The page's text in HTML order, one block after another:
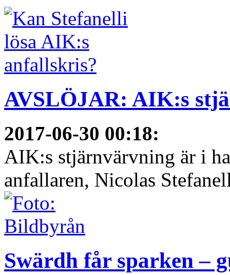
AVSLÖJAR: AIK:s
2017-06-30 00:18:
AIK:s stjärnvärvning är i
anfallaren, Nicolas
Swärdh får sparken –